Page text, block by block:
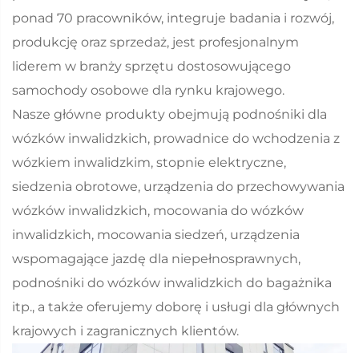
ponad 70 pracowników, integruje badania i rozwój,
produkcję oraz sprzedaż, jest profesjonalnym
liderem w branży sprzętu dostosowującego
samochody osobowe dla rynku krajowego.
Nasze główne produkty obejmują podnośniki dla
wózków inwalidzkich, prowadnice do wchodzenia z
wózkiem inwalidzkim, stopnie elektryczne,
siedzenia obrotowe, urządzenia do przechowywania
wózków inwalidzkich, mocowania do wózków
inwalidzkich, mocowania siedzeń, urządzenia
wspomagające jazdę dla niepełnosprawnych,
podnośniki do wózków inwalidzkich do bagażnika
itp., a także oferujemy doborę i usługi dla głównych
krajowych i zagranicznych klientów.